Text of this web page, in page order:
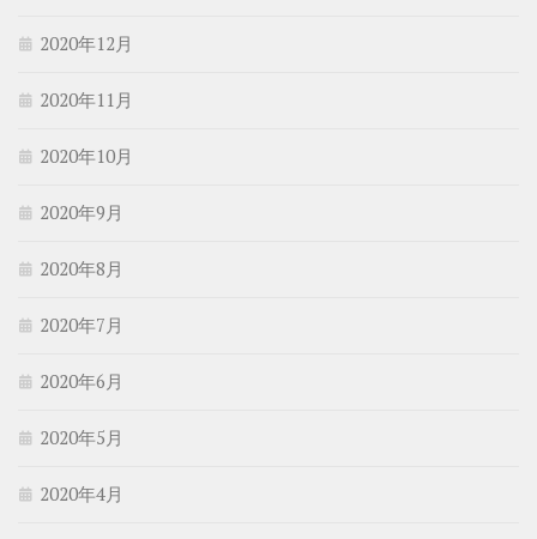
2020年12月
2020年11月
2020年10月
2020年9月
2020年8月
2020年7月
2020年6月
2020年5月
2020年4月